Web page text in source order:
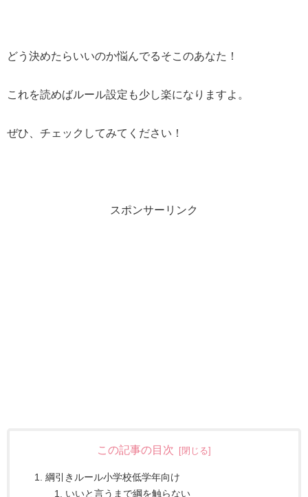
どう決めたらいいのか悩んでるそこのあなた！
これを読めばルール設定も少し楽になりますよ。
ぜひ、チェックしてみてください！
スポンサーリンク
この記事の目次
綱引きルール小学校低学年向け
いいと言うまで綱を触らない